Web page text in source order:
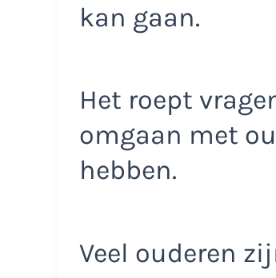
kan gaan.
Het roept
omgaan met
hebben.
Veel ouderen